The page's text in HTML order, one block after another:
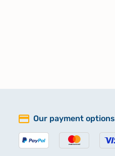
Our payment options